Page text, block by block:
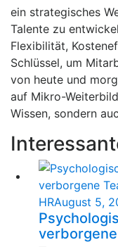
ein strategisches
Talente zu
Flexibilität,
Schlüssel, um
von heute und
auf Mikro-
Wissen, sondern
HRAugust 5,